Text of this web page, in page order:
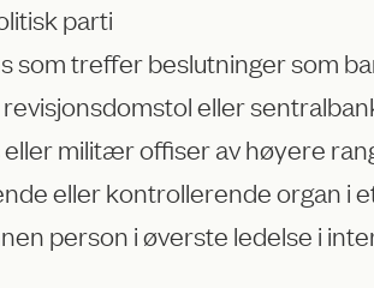
parti
som treffer beslutninger som
eller
eller militær offiser av høyere
eller kontrollerende organ i
person i øverste ledelse i